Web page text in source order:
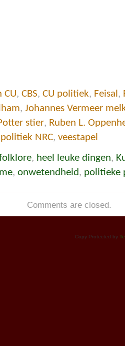
CU, CBS, CU politiek, Feisal ,
Ilham, Johannes Vermeer
stier, Ruben L.
NRC, veestapel
, heel leuke dingen,
, onwetendheid, politieke
Comments are closed.
Copy Protected by